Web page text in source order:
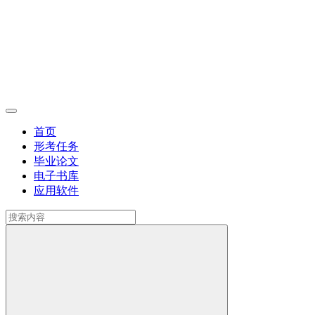
首页
形考任务
毕业论文
电子书库
应用软件